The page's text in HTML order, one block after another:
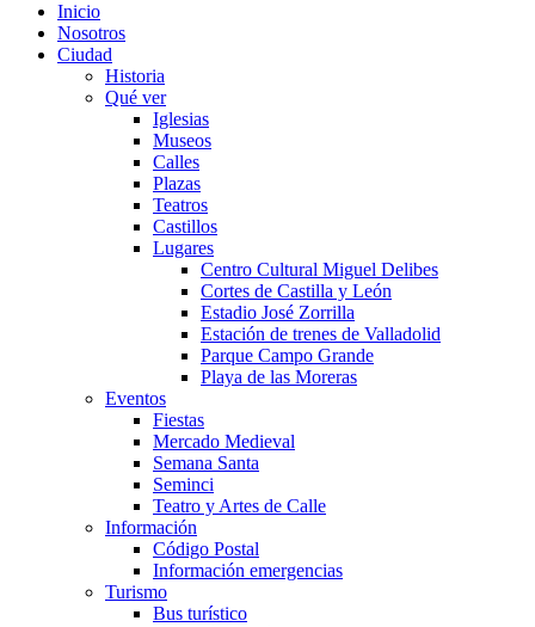
Inicio
Nosotros
Ciudad
Historia
Qué ver
Iglesias
Museos
Calles
Plazas
Teatros
Castillos
Lugares
Centro Cultural Miguel Delibes
Cortes de Castilla y León
Estadio José Zorrilla
Estación de trenes de Valladolid
Parque Campo Grande
Playa de las Moreras
Eventos
Fiestas
Mercado Medieval
Semana Santa
Seminci
Teatro y Artes de Calle
Información
Código Postal
Información emergencias
Turismo
Bus turístico